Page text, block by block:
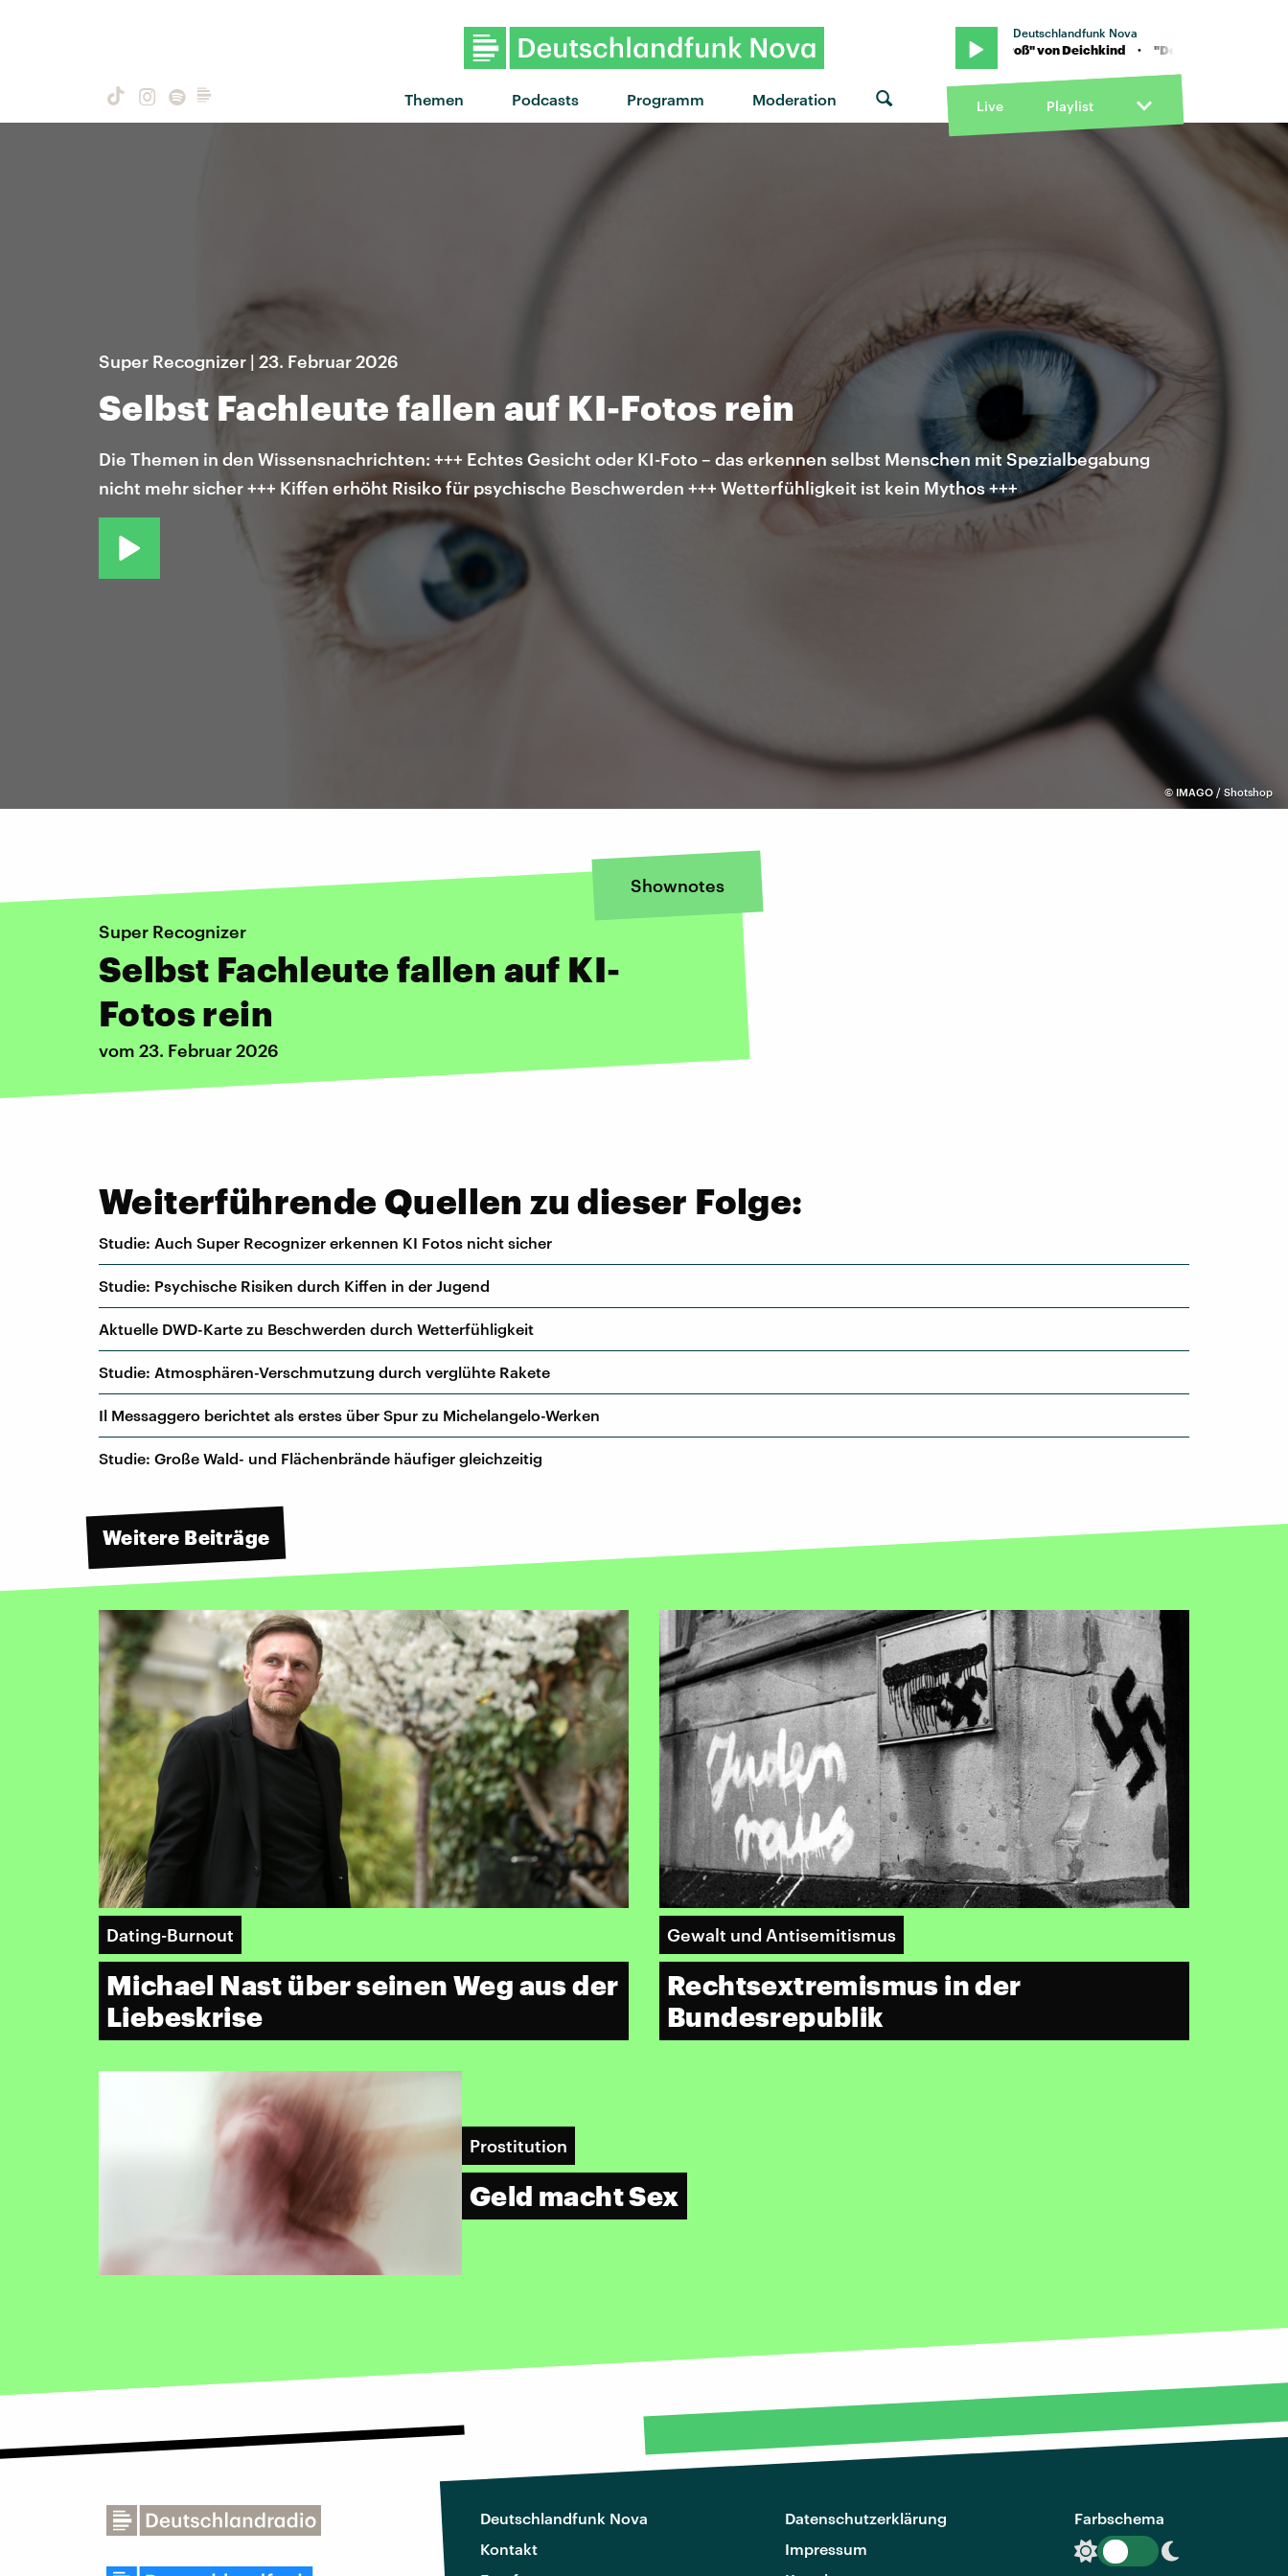
Themen Podcasts Programm Moderation
Deutschlandfunk Nova
"Denken Sie groß" von Deichkind · "Denken Sie groß" von Deichkind · "Denken Sie groß" von Deichkind
Live Playlist
©IMAGO / Shotshop
Super Recognizer | 23. Februar 2026
Selbst Fachleute fallen auf KI-Fotos rein
Die Themen in den Wissensnachrichten: +++ Echtes Gesicht oder KI-Foto – das erkennen selbst Menschen mit Spezialbegabung
nicht mehr sicher +++ Kiffen erhöht Risiko für psychische Beschwerden +++ Wetterfühligkeit ist kein Mythos +++
Shownotes
Super Recognizer
Selbst Fachleute fallen auf KI-
Fotos rein
vom 23. Februar 2026
Weiterführende Quellen zu dieser Folge:
Studie: Auch Super Recognizer erkennen KI Fotos nicht sicher
Studie: Psychische Risiken durch Kiffen in der Jugend
Aktuelle DWD-Karte zu Beschwerden durch Wetterfühligkeit
Studie: Atmosphären-Verschmutzung durch verglühte Rakete
Il Messaggero berichtet als erstes über Spur zu Michelangelo-Werken
Studie: Große Wald- und Flächenbrände häufiger gleichzeitig
Weitere Beiträge
Dating-Burnout
Michael Nast über seinen Weg aus der
Liebeskrise
Gewalt und Antisemitismus
Rechtsextremismus in der
Bundesrepublik
Prostitution
Geld macht Sex
Deutschlandfunk Nova
Kontakt
Datenschutzerklärung
Impressum
Farbschema